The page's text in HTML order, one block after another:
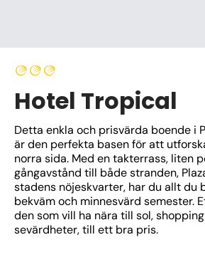
Hotel Tropical
Detta enkla och prisvärda boende i
är den perfekta basen för att
norra sida. Med en takterrass, liten
gångavstånd till både stranden,
stadens nöjeskvarter, har du allt du
bekväm och minnesvärd semester.
den som vill ha nära till sol,
sevärdheter, till ett bra pris.